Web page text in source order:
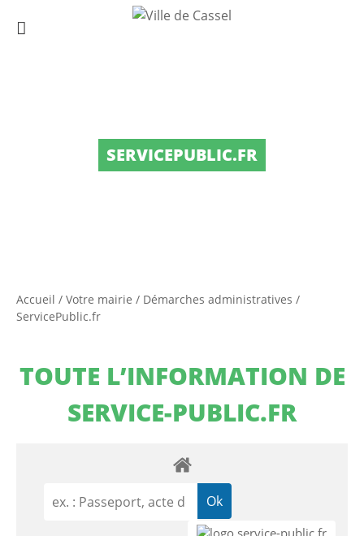
SERVICEPUBLIC.FR
Accueil / Votre mairie / Démarches administratives /
ServicePublic.fr
TOUTE L’INFORMATION DE
SERVICE-PUBLIC.FR